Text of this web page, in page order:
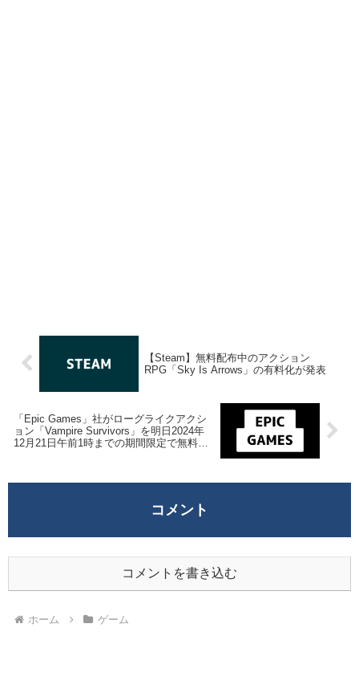
【Steam】無料配布中のアクション
RPG「Sky Is Arrows」の有料化が発表
「Epic Games」社がローグライクアクシ
ョン「Vampire Survivors」を明日2024年
12月21日午前1時までの期間限定で無料配
コメント
コメントを書き込む
ホーム ゲーム